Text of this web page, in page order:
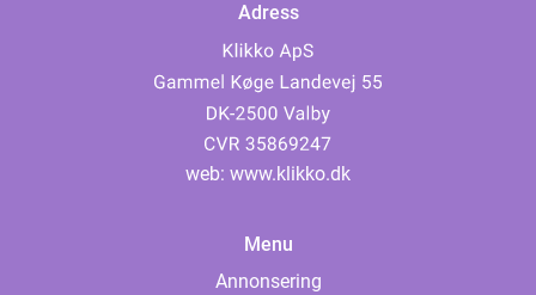
Adress
web: www.klikko.dk
Menu
Annonsering